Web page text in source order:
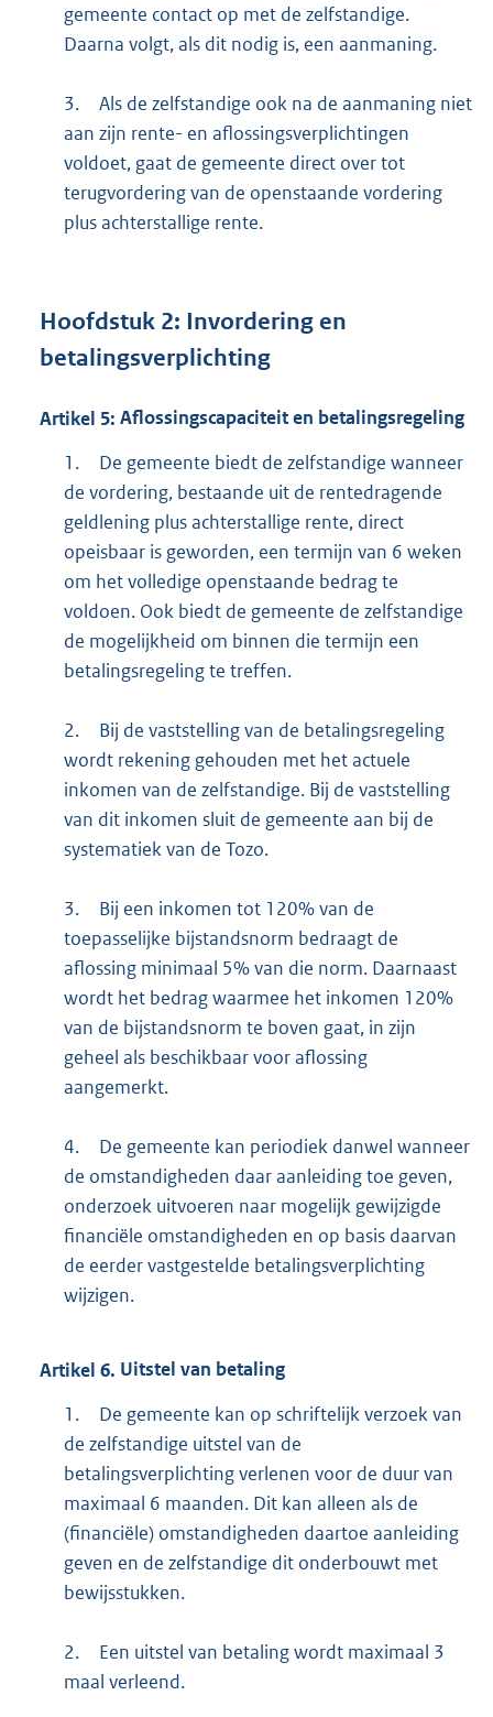
gemeente contact op met de zelfstandige.
Daarna volgt, als dit nodig is, een aanmaning.
3.
Als de zelfstandige ook na de aanmaning niet
aan zijn rente- en aflossingsverplichtingen
voldoet, gaat de gemeente direct over tot
terugvordering van de openstaande vordering
plus achterstallige rente.
Hoofdstuk 2: Invordering en
betalingsverplichting
Artikel 5: Aflossingscapaciteit en betalingsregeling
1.
De gemeente biedt de zelfstandige wanneer
de vordering, bestaande uit de rentedragende
geldlening plus achterstallige rente, direct
opeisbaar is geworden, een termijn van 6 weken
om het volledige openstaande bedrag te
voldoen. Ook biedt de gemeente de zelfstandige
de mogelijkheid om binnen die termijn een
betalingsregeling te treffen.
2.
Bij de vaststelling van de betalingsregeling
wordt rekening gehouden met het actuele
inkomen van de zelfstandige. Bij de vaststelling
van dit inkomen sluit de gemeente aan bij de
systematiek van de Tozo.
3.
Bij een inkomen tot 120% van de
toepasselijke bijstandsnorm bedraagt de
aflossing minimaal 5% van die norm. Daarnaast
wordt het bedrag waarmee het inkomen 120%
van de bijstandsnorm te boven gaat, in zijn
geheel als beschikbaar voor aflossing
aangemerkt.
4.
De gemeente kan periodiek danwel wanneer
de omstandigheden daar aanleiding toe geven,
onderzoek uitvoeren naar mogelijk gewijzigde
financiële omstandigheden en op basis daarvan
de eerder vastgestelde betalingsverplichting
wijzigen.
Artikel 6. Uitstel van betaling
1.
De gemeente kan op schriftelijk verzoek van
de zelfstandige uitstel van de
betalingsverplichting verlenen voor de duur van
maximaal 6 maanden. Dit kan alleen als de
(financiële) omstandigheden daartoe aanleiding
geven en de zelfstandige dit onderbouwt met
bewijsstukken.
2.
Een uitstel van betaling wordt maximaal 3
maal verleend.